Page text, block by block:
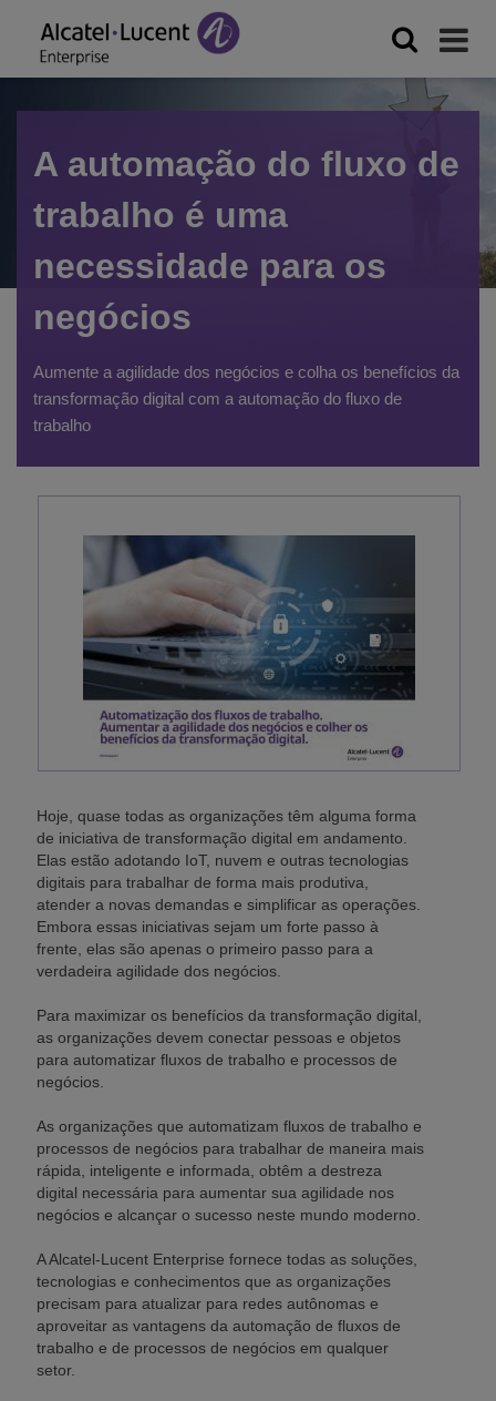
A automação do fluxo de
trabalho é uma
necessidade para os
negócios
Aumente a agilidade dos negócios e colha os benefícios da
transformação digital com a automação do fluxo de
trabalho
Hoje, quase todas as organizações têm alguma forma
de iniciativa de transformação digital em andamento.
Elas estão adotando IoT, nuvem e outras tecnologias
digitais para trabalhar de forma mais produtiva,
atender a novas demandas e simplificar as operações.
Embora essas iniciativas sejam um forte passo à
frente, elas são apenas o primeiro passo para a
verdadeira agilidade dos negócios.
Para maximizar os benefícios da transformação digital,
as organizações devem conectar pessoas e objetos
para automatizar fluxos de trabalho e processos de
negócios.
As organizações que automatizam fluxos de trabalho e
processos de negócios para trabalhar de maneira mais
rápida, inteligente e informada, obtêm a destreza
digital necessária para aumentar sua agilidade nos
negócios e alcançar o sucesso neste mundo moderno.
A Alcatel-Lucent Enterprise fornece todas as soluções,
tecnologias e conhecimentos que as organizações
precisam para atualizar para redes autônomas e
aproveitar as vantagens da automação de fluxos de
trabalho e de processos de negócios em qualquer
setor.